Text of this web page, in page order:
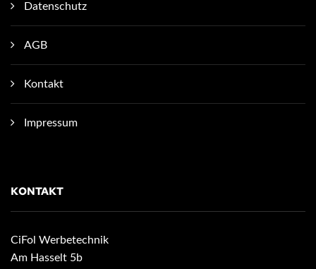
Datenschutz
AGB
Kontakt
Impressum
KONTAKT
CiFol Werbetechnik
Am Hasselt 5b